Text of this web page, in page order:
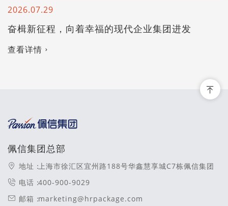
2026.07.29
奋楫新征程，向着幸福的现代企业集团进发
查看详情
佩信集团总部
地址：上海市徐汇区宜州路188号华鑫慧享城C7栋佩信集团
电话：400-900-9029
邮箱：marketing@hrpackage.com